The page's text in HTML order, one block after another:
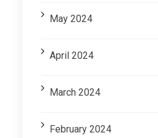
May 2024
April 2024
March 2024
February 2024